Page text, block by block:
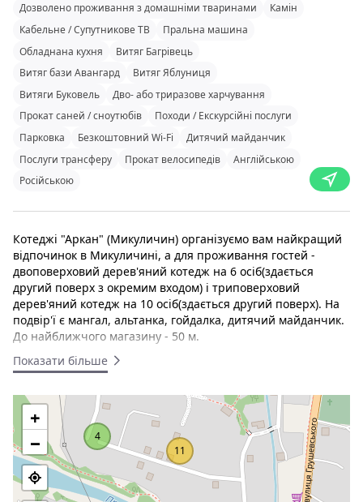
Дозволено проживання з домашніми тваринами
Камін
Кабельне / Супутникове ТВ
Пральна машина
Обладнана кухня
Витяг Багрівець
Витяг бази Авангард
Витяг Яблуниця
Витяги Буковель
Дво- або триразове харчування
Прокат саней / сноутюбів
Походи / Екскурсійні послуги
Парковка
Безкоштовний Wi-Fi
Дитячий майданчик
Послуги трансферу
Прокат велосипедів
Англійською
Російською
Котеджі "Аркан" (Микуличин) організуємо вам найкращий
відпочинок в Микуличині, а для проживання гостей -
двоповерховий дерев'яний котедж на 6 осіб(здається
другий поверх з окремим входом) і триповерховий
дерев'яний котедж на 10 осіб(здається другий поверх). На
подвір'ї є мангал, альтанка, гойдалка, дитячий майданчик.
До найближчого магазину - 50 м.
Двоповерховий котедж на 6 місць. На першому
електрочайник, мийка, посуд, стіл, розкладний диван,
телевізор), двомісна кімната (двоспальне ліжко, шафа
для одягу, телевізор, санвузол - душова кабіна, туалет,
умивальник). На другому поверсі - 2 двомісні кімнати
(двоспальне ліжко, шафа для одягу, телевізор, балкон,
санвузол - душова кабіна, туалет, умивальник).
Триповерховий будинок на 12 місць. На першому
Показати більше
4
11
+
−